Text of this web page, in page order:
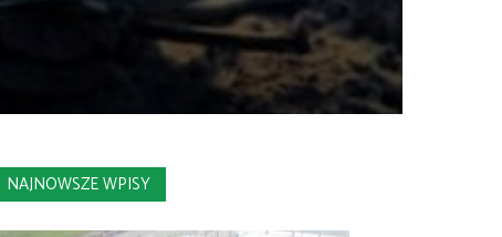
NAJNOWSZE WPISY